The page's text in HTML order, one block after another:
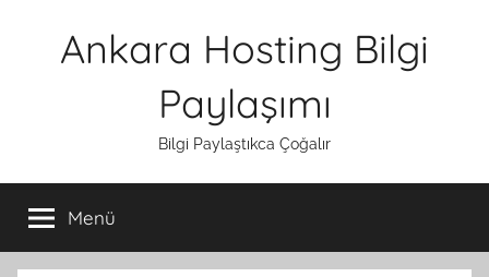
Ankara Hosting Bilgi
Paylaşımı
Bilgi Paylaştıkca Çoğalır
Menü